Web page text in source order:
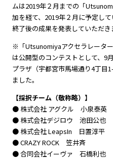
ムは2019年２月までの「
加を経て、2019年２月に予定し
終了後の成果を発表していただき
※「Utsunomiyaアクセラレータ
は公開型のコンテストとして、9
プラザ（宇都宮市馬場通り4丁目
ました。
【採択チーム（敬称略）】
● 株式会社 アグクル 小泉泰英
● 株式会社デジロウ 池田公也
● 株式会社 LeapsIn 日置淳平
● CRAZY ROCK 笠井斉
● 合同会社イーヴァ 石橋利也